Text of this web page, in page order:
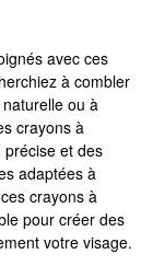
avec ces
à combler
ou à
crayons à
précise et des
adaptées à
crayons à
pour créer des
votre visage.